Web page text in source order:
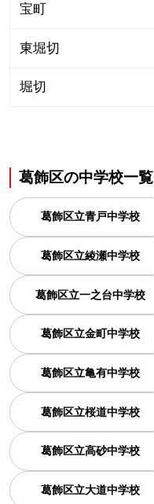
宝町
東堀切
堀切
葛飾区の中学校一覧
葛飾区立青戸中学校
葛飾区立綾瀬中学校
葛飾区立一之台中学校
葛飾区立金町中学校
葛飾区立亀有中学校
葛飾区立桜道中学校
葛飾区立高砂中学校
葛飾区立大道中学校